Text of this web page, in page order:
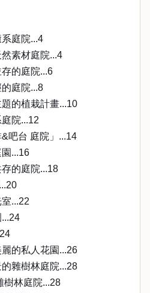
庭院...4
素材庭院...4
存的庭院...6
庭院...8
的植栽計畫...10
院...12
吧台 庭院」...14
...16
的庭院...18
...22
的私人花園...26
雜樹林庭院...28
樹林庭院...28